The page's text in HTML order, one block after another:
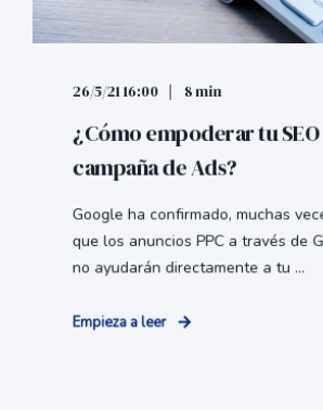
26/5/21 16:00 8 min
¿Cómo empoderar tu
campaña de Ads?
Google ha confirmado, muchas
que los anuncios PPC a través de
no ayudarán directamente a tu ...
Empieza a leer